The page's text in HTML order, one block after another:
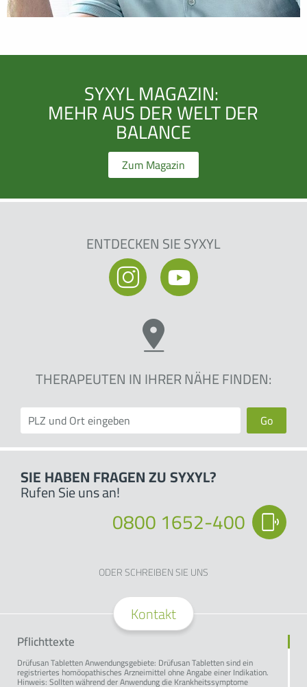
SYXYL MAGAZIN:
MEHR AUS DER WELT DER
BALANCE
Zum Magazin
ENTDECKEN SIE SYXYL
THERAPEUTEN IN IHRER NÄHE FINDEN:
Go
SIE HABEN FRAGEN ZU SYXYL?
Rufen Sie uns an!
0800 1652-400
ODER SCHREIBEN SIE UNS
Kontakt
Pflichttexte
Drüfusan Tabletten Anwendungsgebiete: Drüfusan Tabletten sind ein
registriertes homöopathisches Arzneimittel ohne Angabe einer Indikation.
Hinweis: Sollten während der Anwendung die Krankheitssymptome